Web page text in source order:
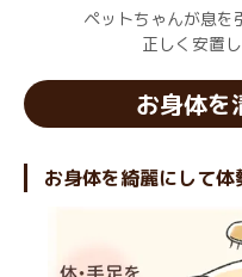
ペットちゃんが息を
正しく安置
お身体を
お身体を綺麗にして体